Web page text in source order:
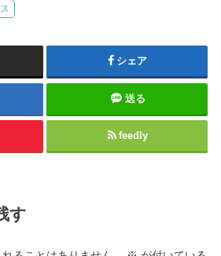
シェア
送る
feedly
す